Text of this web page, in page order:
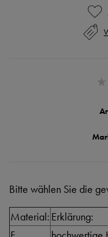
Bitte wählen Sie die
Material: Erklärung: